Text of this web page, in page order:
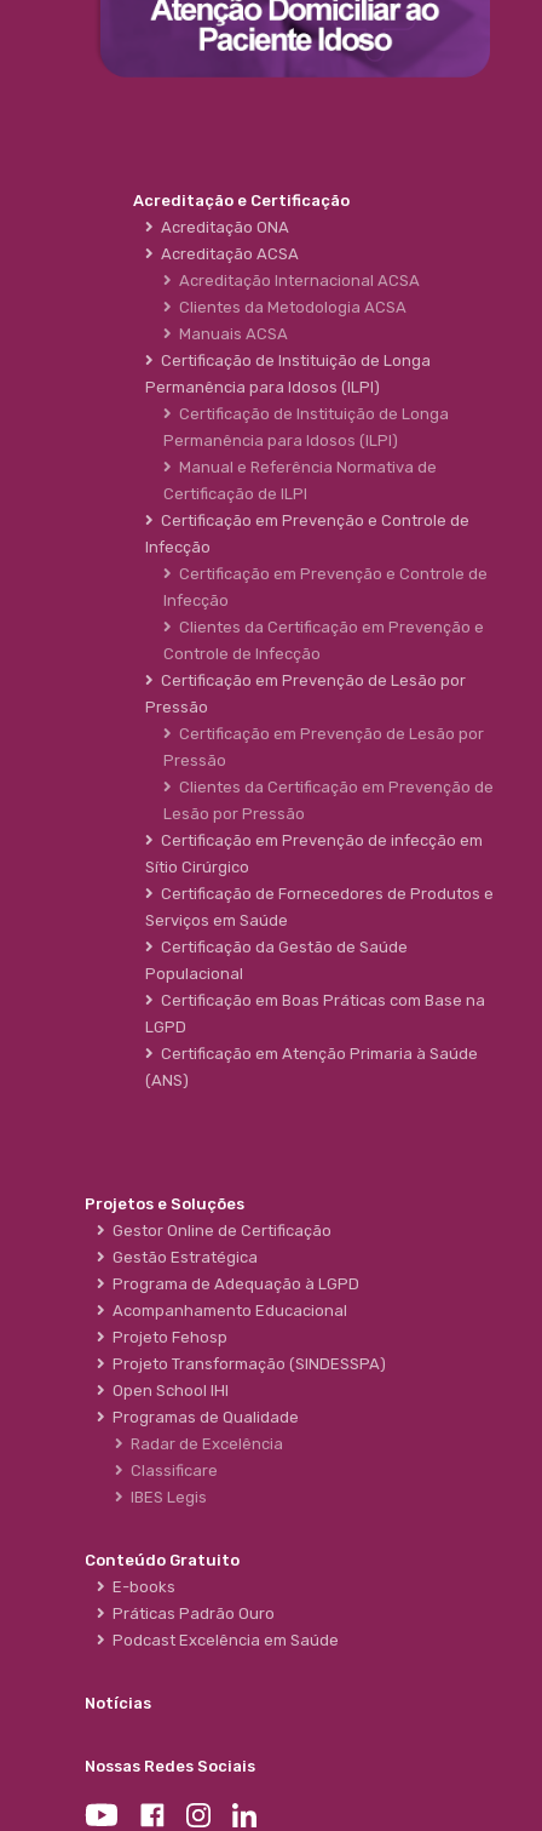
Acreditação e Certificação
Acreditação ONA
Acreditação ACSA
Acreditação Internacional ACSA
Clientes da Metodologia ACSA
Manuais ACSA
Certificação de Instituição de Longa
Permanência para Idosos (ILPI)
Certificação de Instituição de Longa
Permanência para Idosos (ILPI)
Manual e Referência Normativa de
Certificação de ILPI
Certificação em Prevenção e Controle de
Infecção
Certificação em Prevenção e Controle de
Infecção
Clientes da Certificação em Prevenção e
Controle de Infecção
Certificação em Prevenção de Lesão por
Pressão
Certificação em Prevenção de Lesão por
Pressão
Clientes da Certificação em Prevenção de
Lesão por Pressão
Certificação em Prevenção de infecção em
Sítio Cirúrgico
Certificação de Fornecedores de Produtos e
Serviços em Saúde
Certificação da Gestão de Saúde
Populacional
Certificação em Boas Práticas com Base na
LGPD
Certificação em Atenção Primaria à Saúde
(ANS)
Projetos e Soluções
Gestor Online de Certificação
Gestão Estratégica
Programa de Adequação à LGPD
Acompanhamento Educacional
Projeto Fehosp
Projeto Transformação (SINDESSPA)
Open School IHI
Programas de Qualidade
Radar de Excelência
Classificare
IBES Legis
Conteúdo Gratuito
E-books
Práticas Padrão Ouro
Podcast Excelência em Saúde
Notícias
Nossas Redes Sociais